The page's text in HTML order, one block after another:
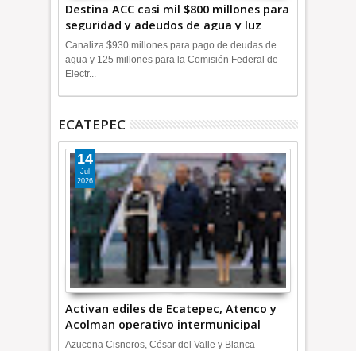
Destina ACC casi mil $800 millones para
seguridad y adeudos de agua y luz
+Video
Canaliza $930 millones para pago de deudas de
agua y 125 millones para la Comisión Federal de
Electr...
ECATEPEC
Activan ediles de Ecatepec, Atenco y
Acolman operativo intermunicipal
14
Jul
2026
Azucena Cisneros, César del Valle y Blanca